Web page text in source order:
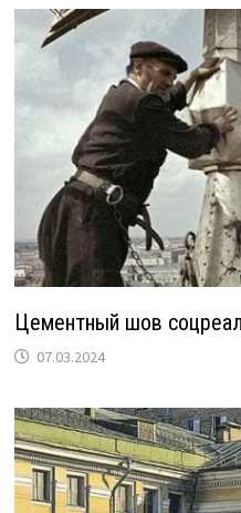
Цементный шов
07.03.2024